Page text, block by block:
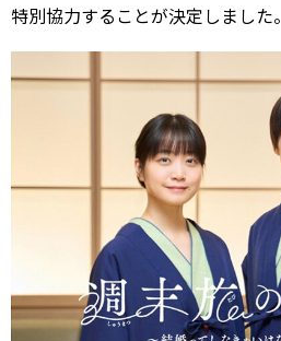
特別協力することが決定しました。